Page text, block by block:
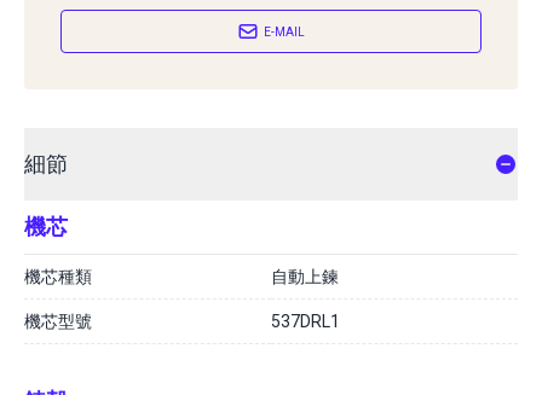
E-MAIL
細節
機芯
機芯種類 自動上鍊
機芯型號 537DRL1